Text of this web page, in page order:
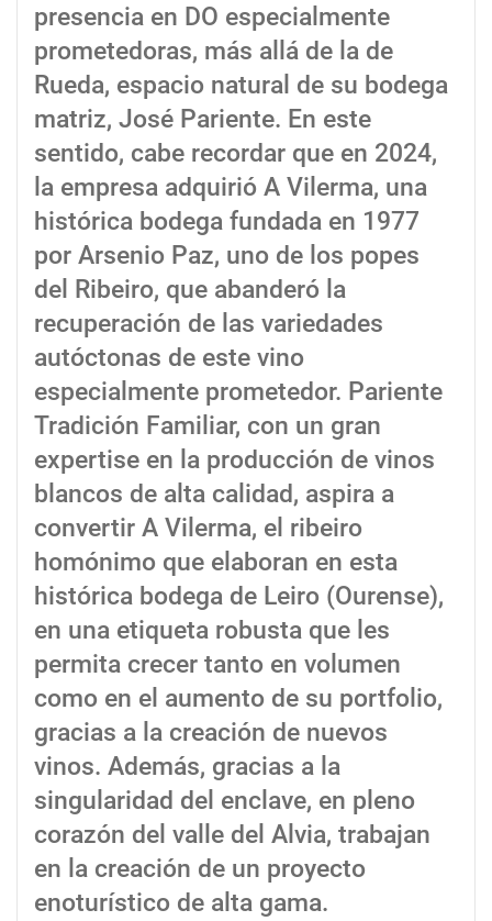
presencia en DO especialmente
prometedoras, más allá de la de
Rueda, espacio natural de su bodega
matriz, José Pariente. En este
sentido, cabe recordar que en 2024,
la empresa adquirió A Vilerma, una
histórica bodega fundada en 1977
por Arsenio Paz, uno de los popes
del Ribeiro, que abanderó la
recuperación de las variedades
autóctonas de este vino
especialmente prometedor. Pariente
Tradición Familiar, con un gran
expertise en la producción de vinos
blancos de alta calidad, aspira a
convertir A Vilerma, el ribeiro
homónimo que elaboran en esta
histórica bodega de Leiro (Ourense),
en una etiqueta robusta que les
permita crecer tanto en volumen
como en el aumento de su portfolio,
gracias a la creación de nuevos
vinos. Además, gracias a la
singularidad del enclave, en pleno
corazón del valle del Alvia, trabajan
en la creación de un proyecto
enoturístico de alta gama.